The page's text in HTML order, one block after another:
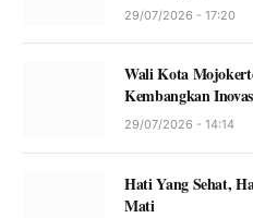
29/07/2026 - 17:20
Wali Kota
Kembangkan
29/07/2026 - 14:14
Hati Yang Sehat,
Mati